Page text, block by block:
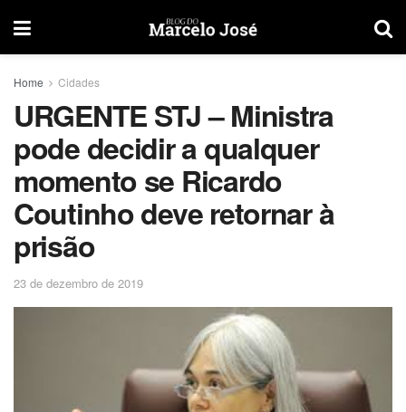
Home Cidades
URGENTE STJ – Ministra
pode decidir a qualquer
momento se Ricardo
Coutinho deve retornar à
prisão
23 de dezembro de 2019